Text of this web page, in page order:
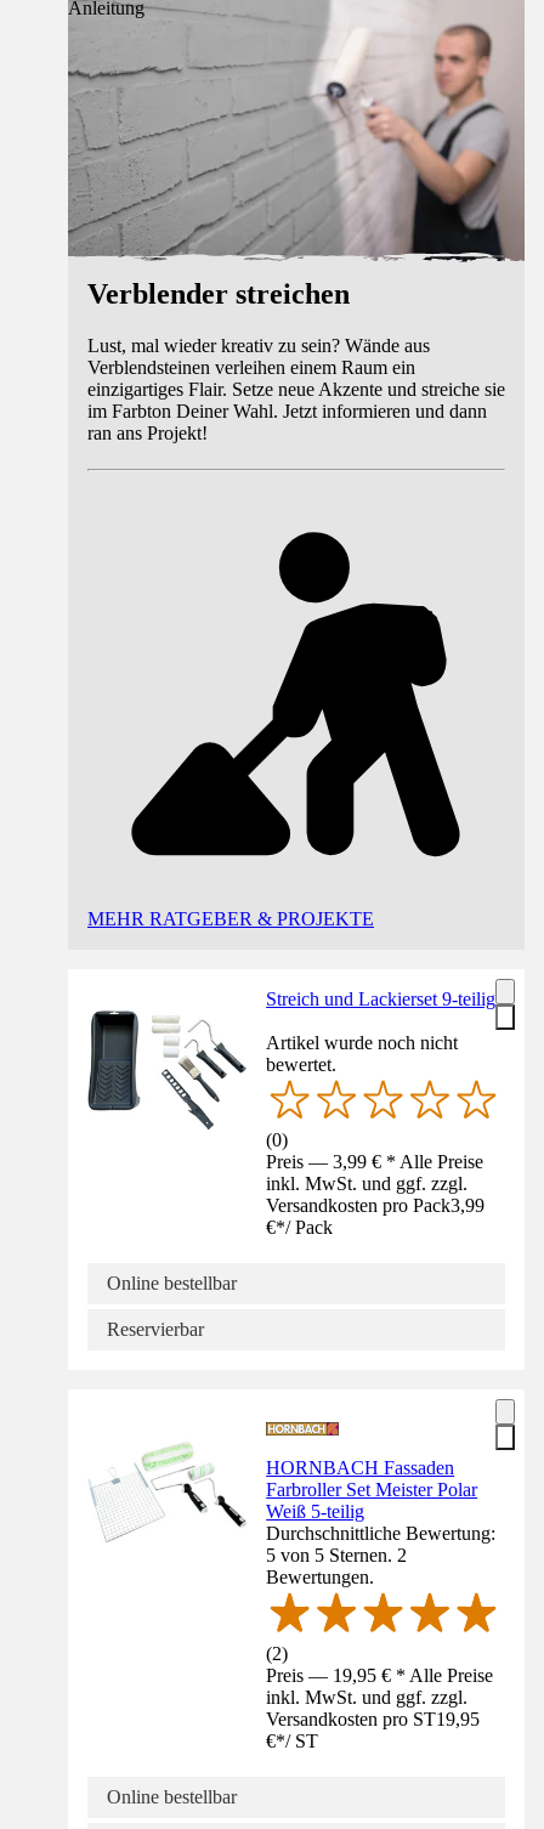
Anleitung
Verblender streichen
Lust, mal wieder kreativ zu sein? Wände aus
Verblendsteinen verleihen einem Raum ein
einzigartiges Flair. Setze neue Akzente und streiche sie
im Farbton Deiner Wahl. Jetzt informieren und dann
ran ans Projekt!
MEHR RATGEBER & PROJEKTE
Streich und Lackierset 9-teilig
Artikel wurde noch nicht
bewertet.
(0)
Preis — 3,99 € * Alle Preise
inkl. MwSt. und ggf. zzgl.
Versandkosten pro Pack3,99
€*/ Pack
Online bestellbar
Reservierbar
HORNBACH Fassaden
Farbroller Set Meister Polar
Weiß 5-teilig
Durchschnittliche Bewertung:
5 von 5 Sternen. 2
Bewertungen.
(2)
Preis — 19,95 € * Alle Preise
inkl. MwSt. und ggf. zzgl.
Versandkosten pro ST19,95
€*/ ST
Online bestellbar